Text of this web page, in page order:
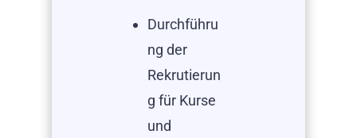
Durchführu
ng der
Rekrutierun
g für Kurse
und